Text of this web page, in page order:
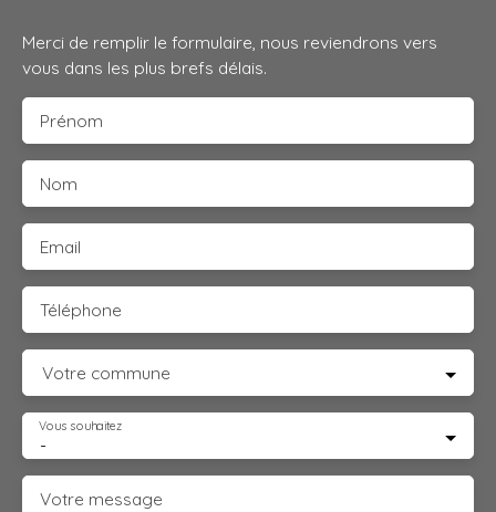
Merci de remplir le formulaire, nous reviendrons vers
vous dans les plus brefs délais.
Prénom
Nom
Email
Téléphone
Votre commune
-
Vous souhaitez
Votre message